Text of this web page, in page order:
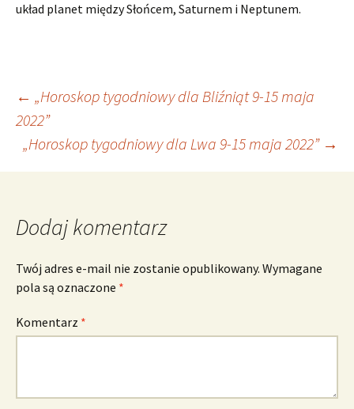
układ planet między Słońcem, Saturnem i Neptunem.
Nawigacja
wpisu
← „Horoskop tygodniowy dla Bliźniąt 9-15 maja
2022”
„Horoskop tygodniowy dla Lwa 9-15 maja 2022” →
Dodaj komentarz
Twój adres e-mail nie zostanie opublikowany. Wymagane
pola są oznaczone *
Komentarz *